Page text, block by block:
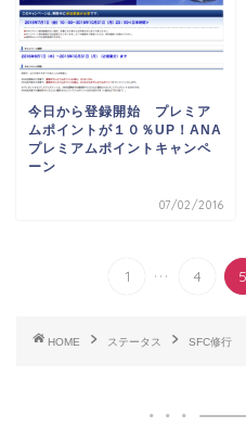
今日から登録開始 プレミア
ムポイントが１０％UP！ANA
プレミアムポイントキャンペ
ーン
07/02/2016
1 ... 4 5
HOME ステータス SFC修行